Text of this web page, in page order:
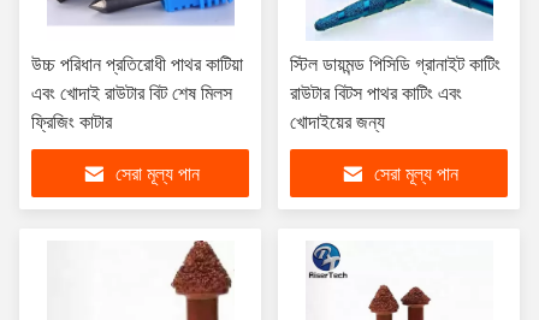
উচ্চ পরিধান প্রতিরোধী পাথর কাটিয়া
এবং খোদাই রাউটার বিট শেষ মিলস
ফ্রিজিং কাটার
সেরা মূল্য পান
স্টিল ডায়মন্ড পিসিডি গ্রানাইট কাটিং
রাউটার বিটস পাথর কাটিং এবং
খোদাইয়ের জন্য
সেরা মূল্য পান